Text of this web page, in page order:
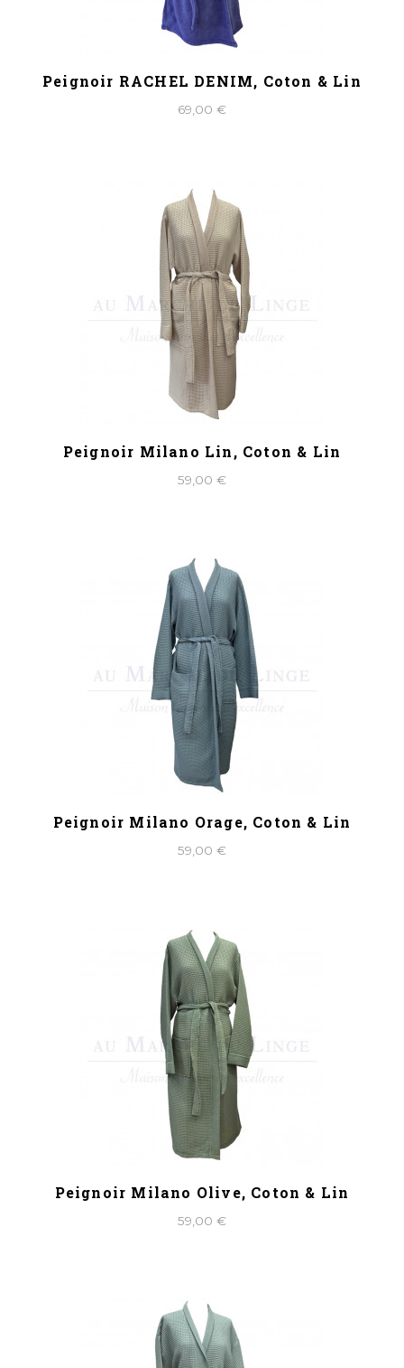
Peignoir RACHEL DENIM, Coton & Lin
69,00 €
Peignoir Milano Lin, Coton & Lin
59,00 €
Peignoir Milano Orage, Coton & Lin
59,00 €
Peignoir Milano Olive, Coton & Lin
59,00 €